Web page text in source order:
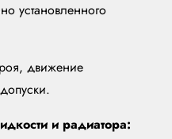
установленного
движение
и радиатора: